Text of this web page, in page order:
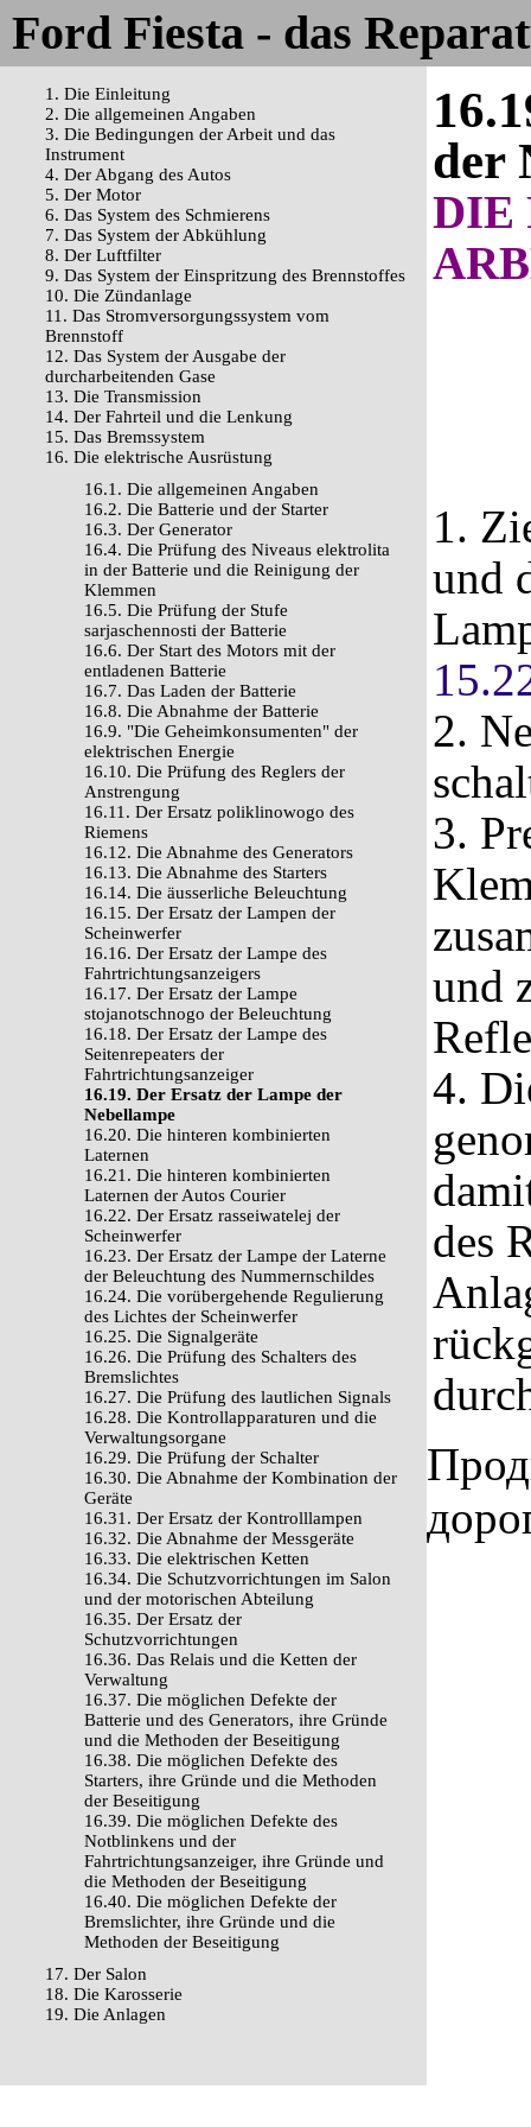
Ford Fiesta - das
1. Die Einleitung
2. Die allgemeinen Angaben
3. Die Bedingungen der Arbeit und das
Instrument
4. Der Abgang des Autos
5. Der Motor
6. Das System des Schmierens
7. Das System der Abkühlung
8. Der Luftfilter
9. Das System der Einspritzung des Brennstoffes
10. Die Zündanlage
11. Das Stromversorgungssystem vom
Brennstoff
12. Das System der Ausgabe der
durcharbeitenden Gase
13. Die Transmission
14. Der Fahrteil und die Lenkung
15. Das Bremssystem
16. Die elektrische Ausrüstung
16.1. Die allgemeinen Angaben
16.2. Die Batterie und der Starter
16.3. Der Generator
16.4. Die Prüfung des Niveaus elektrolita
in der Batterie und die Reinigung der
Klemmen
16.5. Die Prüfung der Stufe
sarjaschennosti der Batterie
16.6. Der Start des Motors mit der
entladenen Batterie
16.7. Das Laden der Batterie
16.8. Die Abnahme der Batterie
16.9. "Die Geheimkonsumenten" der
elektrischen Energie
16.10. Die Prüfung des Reglers der
Anstrengung
16.11. Der Ersatz poliklinowogo des
Riemens
16.12. Die Abnahme des Generators
16.13. Die Abnahme des Starters
16.14. Die äusserliche Beleuchtung
16.15. Der Ersatz der Lampen der
Scheinwerfer
16.16. Der Ersatz der Lampe des
Fahrtrichtungsanzeigers
16.17. Der Ersatz der Lampe
stojanotschnogo der Beleuchtung
16.18. Der Ersatz der Lampe des
Seitenrepeaters der
Fahrtrichtungsanzeiger
16.19. Der Ersatz der Lampe der
Nebellampe
16.20. Die hinteren kombinierten
Laternen
16.21. Die hinteren kombinierten
Laternen der Autos Courier
16.22. Der Ersatz rasseiwatelej der
Scheinwerfer
16.23. Der Ersatz der Lampe der Laterne
der Beleuchtung des Nummernschildes
16.24. Die vorübergehende Regulierung
des Lichtes der Scheinwerfer
16.25. Die Signalgeräte
16.26. Die Prüfung des Schalters des
Bremslichtes
16.27. Die Prüfung des lautlichen Signals
16.28. Die Kontrollapparaturen und die
Verwaltungsorgane
16.29. Die Prüfung der Schalter
16.30. Die Abnahme der Kombination der
Geräte
16.31. Der Ersatz der Kontrolllampen
16.32. Die Abnahme der Messgeräte
16.33. Die elektrischen Ketten
16.34. Die Schutzvorrichtungen im Salon
und der motorischen Abteilung
16.35. Der Ersatz der
Schutzvorrichtungen
16.36. Das Relais und die Ketten der
Verwaltung
16.37. Die möglichen Defekte der
Batterie und des Generators, ihre Gründe
und die Methoden der Beseitigung
16.38. Die möglichen Defekte des
Starters, ihre Gründe und die Methoden
der Beseitigung
16.39. Die möglichen Defekte des
Notblinkens und der
Fahrtrichtungsanzeiger, ihre Gründe und
die Methoden der Beseitigung
16.40. Die möglichen Defekte der
Bremslichter, ihre Gründe und die
Methoden der Beseitigung
17. Der Salon
18. Die Karosserie
19. Die Anlagen
der
DIE
1.
und
2.
3.
und
4.
des